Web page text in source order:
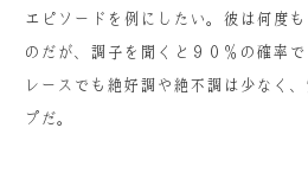
エピソードを例にしたい。彼は何度
のだが、調子を聞くと９０％の確率
レースでも絶好調や絶不調は少なく
プだ。